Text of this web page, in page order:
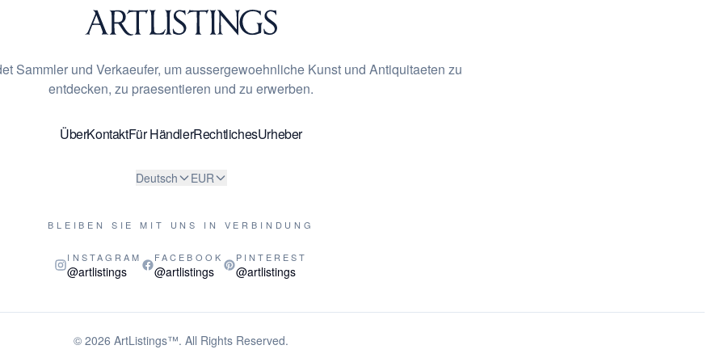
Sammler und Verkaeufer, um aussergewoehnliche Kunst und Antiquitaeten zu
entdecken, zu praesentieren und zu erwerben.
ÜberKontaktFür HändlerRechtlichesUrheber
Deutsch EUR
BLEIBEN SIE MIT UNS IN VERBINDUNG
INSTAGRAM
@artlistings
FACEBOOK
@artlistings
PINTEREST
@artlistings
© 2026 ArtListings™. All Rights Reserved.